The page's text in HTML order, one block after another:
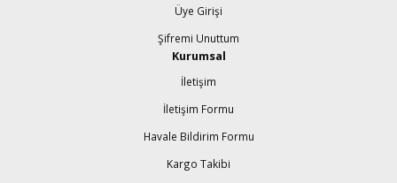
Üye Girişi
Şifremi Unuttum
Kurumsal
İletişim
İletişim Formu
Havale Bildirim Formu
Kargo Takibi